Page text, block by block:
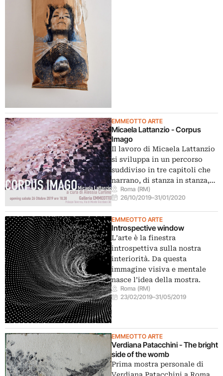
EMMEOTTO ARTE
Micaela Lattanzio - Corpus
Imago
Il lavoro di Micaela Lattanzio
si sviluppa in un percorso
suddiviso in tre capitoli che
narrano, di stanza in stanza,…
Roma (RM)
26/10/2019–31/01/2020
EMMEOTTO ARTE
Introspective window
L’arte è la finestra
introspettiva sulla nostra
interiorità. Da questa
immagine visiva e mentale
nasce l’idea della mostra.
Roma (RM)
23/02/2019–31/05/2019
EMMEOTTO ARTE
Verdiana Patacchini - The bright
side of the womb
Prima mostra personale di